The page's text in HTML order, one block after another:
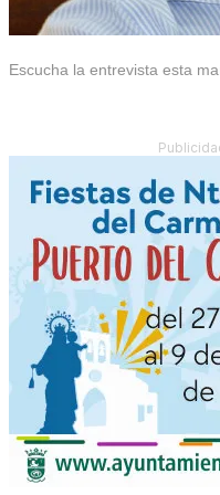
Escucha la entrevista esta